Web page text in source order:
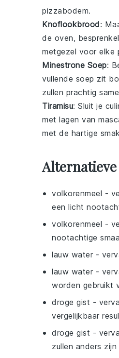
pizzabodem.
Knoflookbrood:
de oven,
metgezel voor elke
Minestrone Soep:
vullende soep zit
zullen prachtig
Tiramisu: Sluit je
met lagen van
met de hartige
volkorenmeel -
een licht
volkorenmeel -
nootachtige
lauw water -
lauw water -
worden gebruikt
droge gist -
vergelijkbaar
droge gist -
zullen anders